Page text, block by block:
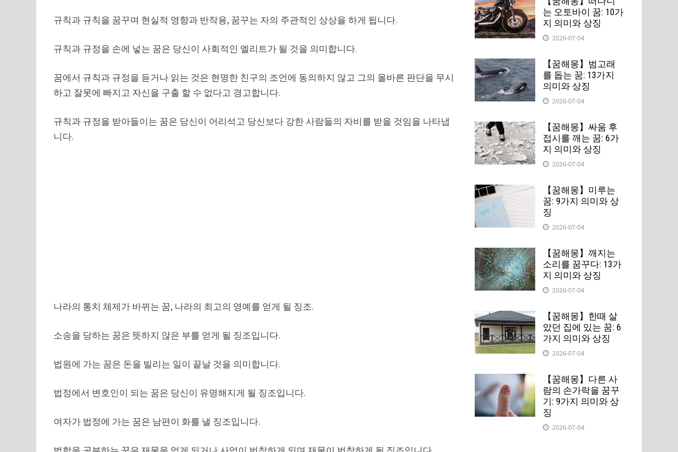
규칙과 규칙을 꿈꾸며 현실적 영향과 반작용, 꿈꾸는 자의 주관적인 상상을 하게 됩니다.
규칙과 규정을 손에 넣는 꿈은 당신이 사회적인 엘리트가 될 것을 의미합니다.
꿈에서 규칙과 규정을 듣거나 읽는 것은 현명한 친구의 조언에 동의하지 않고 그의 올바른 판단을 무시
하고 잘못에 빠지고 자신을 구출 할 수 없다고 경고합니다.
규칙과 규정을 받아들이는 꿈은 당신이 어리석고 당신보다 강한 사람들의 자비를 받을 것임을 나타냅
니다.
나라의 통치 체제가 바뀌는 꿈, 나라의 최고의 영예를 얻게 될 징조.
소송을 당하는 꿈은 뜻하지 않은 부를 얻게 될 징조입니다.
법원에 가는 꿈은 돈을 빌리는 일이 끝날 것을 의미합니다.
법정에서 변호인이 되는 꿈은 당신이 유명해지게 될 징조입니다.
여자가 법정에 가는 꿈은 남편이 화를 낼 징조입니다.
는 오토바이 꿈: 10가
지 의미와 상징
2026-07-04
【꿈해몽】범고래
를 돕는 꿈: 13가지
의미와 상징
2026-07-04
【꿈해몽】싸움 후
접시를 깨는 꿈: 6가
지 의미와 상징
2026-07-04
【꿈해몽】미루는
꿈: 9가지 의미와 상
징
2026-07-04
【꿈해몽】깨지는
소리를 꿈꾸다: 13가
지 의미와 상징
2026-07-04
【꿈해몽】한때 살
았던 집에 있는 꿈: 6
가지 의미와 상징
2026-07-04
【꿈해몽】다른 사
람의 손가락을 꿈꾸
기: 9가지 의미와 상
징
2026-07-04